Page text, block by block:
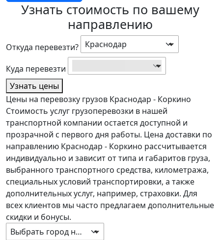
Узнать стоимость по вашему
направлению
Откуда перевезти? Краснодар
Куда перевезти
Узнать цены
Цены на перевозку грузов Краснодар - Коркино
Стоимость услуг грузоперевозки в нашей
транспортной компании остается доступной и
прозрачной с первого дня работы. Цена доставки по
направлению Краснодар - Коркино рассчитывается
индивидуально и зависит от типа и габаритов груза,
выбранного транспортного средства, километража,
специальных условий транспортировки, а также
дополнительных услуг, например, страховки. Для
всех клиентов мы часто предлагаем дополнительные
скидки и бонусы.
Выбрать город направления